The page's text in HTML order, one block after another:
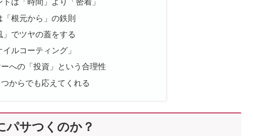
「根元から」の鉄則
」でツヤの蓋をする
ルコーティング」
への「投資」という合理性
からでも応えてくれる
パサつくのか？